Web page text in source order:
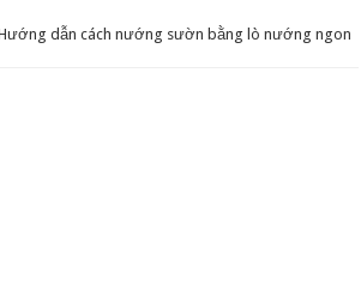
dẫn cách nướng sườn bằng lò nướng ngon